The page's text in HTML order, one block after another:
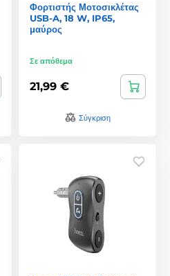
Φορτιστής Μοτοσικλέτας
USB-A, 18 W, IP65,
μαύρος
Σε απόθεμα
21,99 €
Σύγκριση